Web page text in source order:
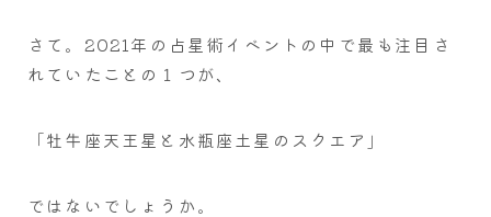
さて。2021年の占星術イベントの中で最も注目さ
れていたことの１つが、
「牡牛座天王星と水瓶座土星のスクエア」
ではないでしょうか。